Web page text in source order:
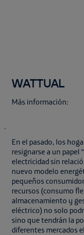
WATTUAL
Más información:
En el pasado, los
resignarse a un papel
electricidad sin
nuevo modelo
pequeños
recursos (consumo
almacenamiento y
eléctrico) no solo
sino que tendrán la
diferentes mercados